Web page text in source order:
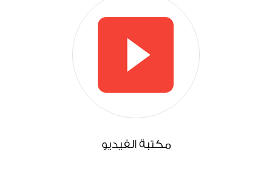
مكتبة الفيديو